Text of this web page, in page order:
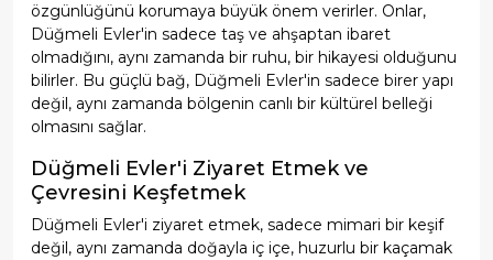
özgünlüğünü korumaya büyük önem verirler. Onlar,
Düğmeli Evler'in sadece taş ve ahşaptan ibaret
olmadığını, aynı zamanda bir ruhu, bir hikayesi olduğunu
bilirler. Bu güçlü bağ, Düğmeli Evler'in sadece birer yapı
değil, aynı zamanda bölgenin canlı bir kültürel belleği
olmasını sağlar.
Düğmeli Evler'i Ziyaret Etmek ve
Çevresini Keşfetmek
Düğmeli Evler'i ziyaret etmek, sadece mimari bir keşif
değil, aynı zamanda doğayla iç içe, huzurlu bir kaçamak